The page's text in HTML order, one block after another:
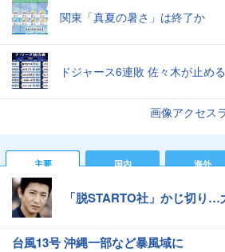
関東「真夏の暑さ」は終了か
ドジャース6連敗 佐々木が止める
画像アクセス
主要 国内 海外
「脱STARTO社」かじ切り…
台風13号 沖縄一部など暴風域に